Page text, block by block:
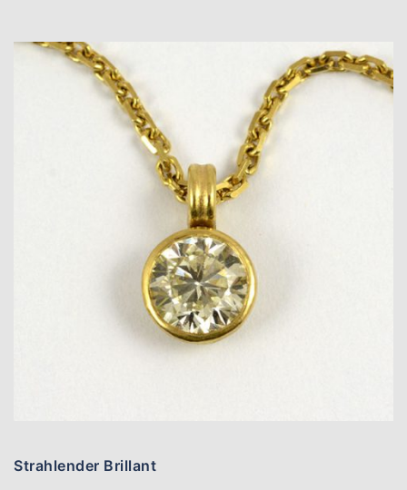
Strahlender Brillant